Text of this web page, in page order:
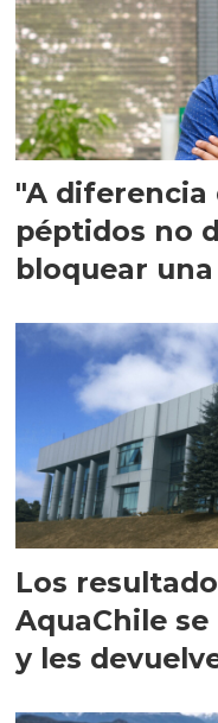
"A
péptidos no
bloquear
Los
AquaChile
y les